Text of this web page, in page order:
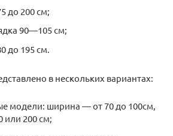
до 200 см;
90—105 см;
до 195 см.
в нескольких вариантах:
модели: ширина — от 70 до 100см,
или 200 см;